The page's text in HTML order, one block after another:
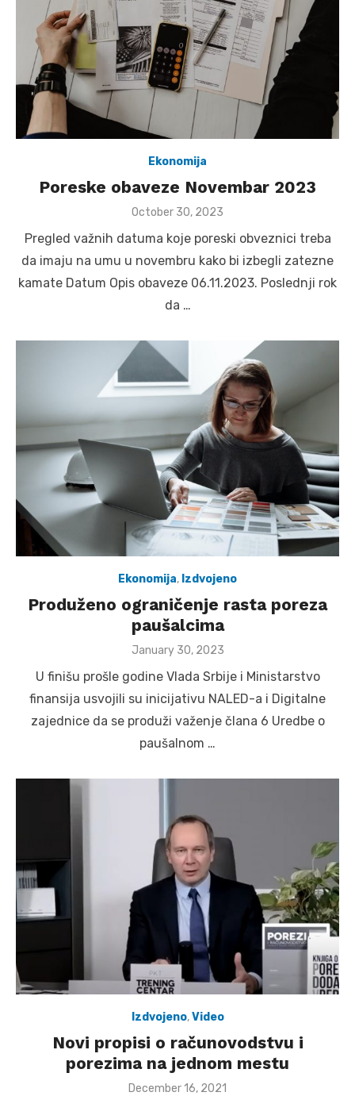
Ekonomija
Poreske obaveze Novembar 2023
Posted
October 30, 2023
Pregled važnih datuma koje poreski obveznici treba
da imaju na umu u novembru kako bi izbegli zatezne
kamate Datum Opis obaveze 06.11.2023. Poslednji rok
da …
Ekonomija, Izdvojeno
Produženo ograničenje rasta poreza
paušalcima
Posted
January 30, 2023
U finišu prošle godine Vlada Srbije i Ministarstvo
finansija usvojili su inicijativu NALED-a i Digitalne
zajednice da se produži važenje člana 6 Uredbe o
paušalnom …
Izdvojeno,Video
Novi propisi o računovodstvu i
porezima na jednom mestu
Posted
December 16, 2021